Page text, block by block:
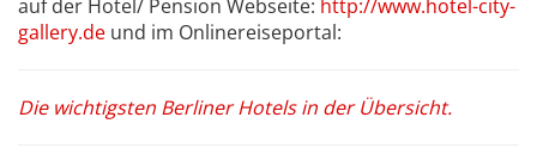
auf der Hotel/ Pension Webseite: http://www.hotel-city-
gallery.de und im Onlinereiseportal:
Die wichtigsten Berliner Hotels in der Übersicht.